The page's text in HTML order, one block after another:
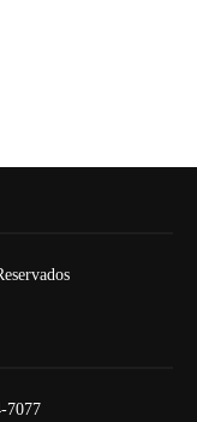
7077